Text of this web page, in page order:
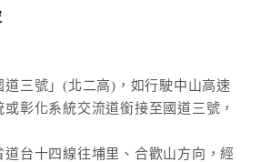
三號」(北二高)，如行駛中山高速
彰化系統交流道銜接至國道三號，
台十四線往埔里、合歡山方向，經